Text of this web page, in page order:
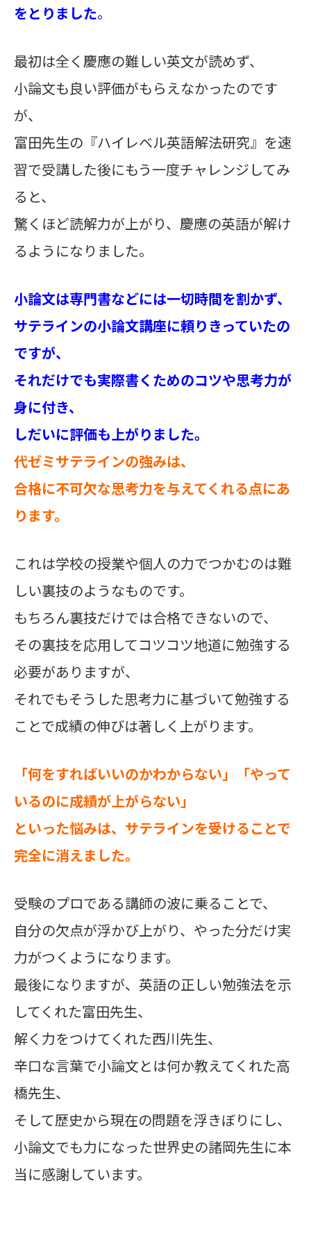
をとりました。
最初は全く慶應の難しい英文が読めず、
小論文も良い評価がもらえなかったのです
が、
富田先生の『ハイレベル英語解法研究』 を速
習で受講した後にもう一度チャレンジしてみ
ると、
驚くほど読解力が上がり、慶應の英語が解け
るようになりました。
小論文は専門書などには一切時間を割かず、
サテラインの小論文講座に頼りきっていたの
ですが、
それだけでも実際書くためのコツや思考力が
身に付き、
しだいに評価も上がりました。
代ゼミサテラインの強みは、
合格に不可欠な思考力を与えてくれる点にあ
ります。
これは学校の授業や個人の力でつかむのは難
しい裏技のようなものです。
もちろん裏技だけでは合格できないので、
その裏技を応用してコツコツ地道に勉強する
必要がありますが、
それでもそうした思考力に基づいて勉強する
ことで成績の伸びは著しく上がります。
「何をすればいいのかわからない」「やって
いるのに成績が上がらない」
といった悩みは、 サテラインを受けることで
完全に消えました。
受験のプロである講師の波に乗ることで、
自分の欠点が浮かび上がり、やった分だけ実
力がつくようになります。
最後になりますが、英語の正しい勉強法を示
してくれた富田先生、
解く力をつけてくれた西川先生、
辛口な言葉で小論文とは何か教えてくれた高
橋先生、
そして歴史から現在の問題を浮きぼりにし、
小論文でも力になった世界史の諸岡先生に本
当に感謝しています。